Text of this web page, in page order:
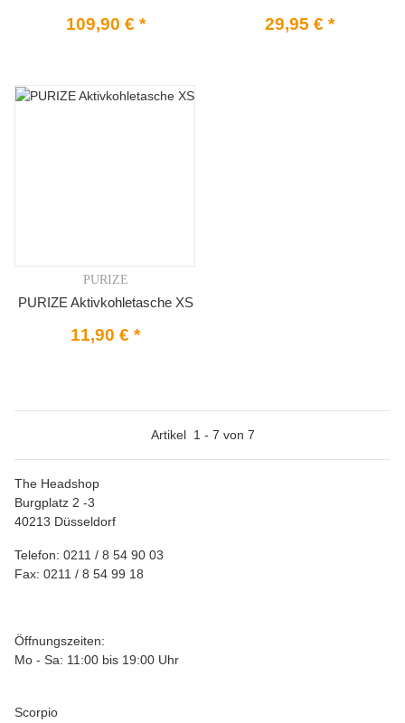
109,90 € * 29,95 € *
PURIZE
PURIZE Aktivkohletasche XS
11,90 €*
Artikel 1 - 7 von 7
The Headshop
Burgplatz 2 -3
40213 Düsseldorf
Telefon: 0211 / 8 54 90 03
Fax: 0211 / 8 54 99 18
Öffnungszeiten:
Mo - Sa: 11:00 bis 19:00 Uhr
Scorpio